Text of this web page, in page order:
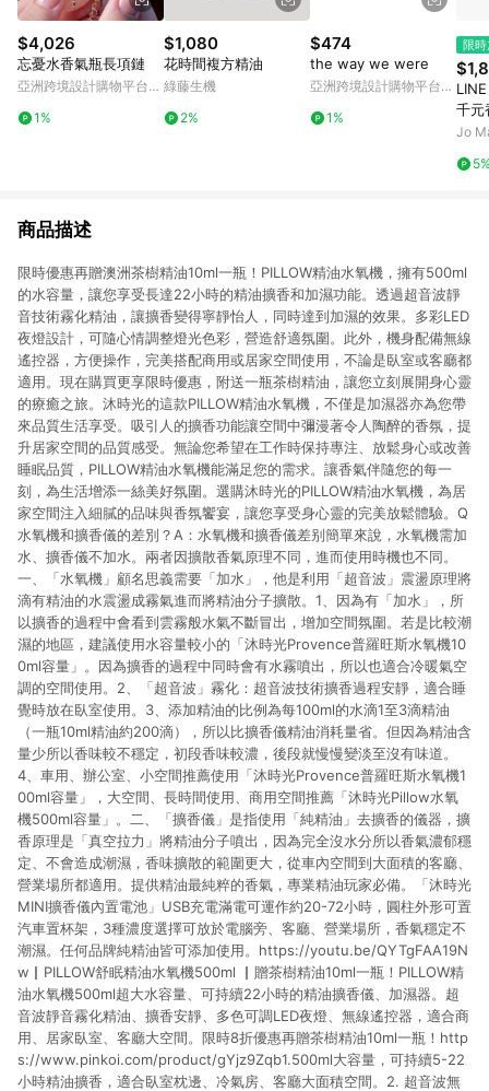
上，首次下載 Pinkoi APP 後，需透過 LINE 購物前往 Pinkoi 頁
面，方享導購資格。
$4,026
忘憂水香氣瓶長項鏈
亞洲跨境設計購物平台
1%
$1,080
花時間複方精油
綠藤生機
2%
$474
the way we were
亞洲跨境設計購物平台
1%
限
千元
Jo
商品描述
限時優惠再贈澳洲茶樹精油10ml一瓶！PILLOW精油水氧機，擁有500ml
的水容量，讓您享受長達22小時的精油擴香和加濕功能。透過超音波靜
音技術霧化精油，讓擴香變得寧靜怡人，同時達到加濕的效果。多彩LED
夜燈設計，可隨心情調整燈光色彩，營造舒適氛圍。此外，機身配備無線
遙控器，方便操作，完美搭配商用或居家空間使用，不論是臥室或客廳都
適用。現在購買更享限時優惠，附送一瓶茶樹精油，讓您立刻展開身心靈
的療癒之旅。沐時光的這款PILLOW精油水氧機，不僅是加濕器亦為您帶
來品質生活享受。吸引人的擴香功能讓空間中彌漫著令人陶醉的香氛，提
升居家空間的品質感受。無論您希望在工作時保持專注、放鬆身心或改善
睡眠品質，PILLOW精油水氧機能滿足您的需求。讓香氣伴隨您的每一
刻，為生活增添一絲美好氛圍。選購沐時光的PILLOW精油水氧機，為居
家空間注入細膩的品味與香氛饗宴，讓您享受身心靈的完美放鬆體驗。Q
水氧機和擴香儀的差別？A：水氧機和擴香儀差别簡單來說，水氧機需加
水、擴香儀不加水。兩者因擴散香氣原理不同，進而使用時機也不同。
一、「水氧機」顧名思義需要「加水」，他是利用「超音波」震盪原理將
滴有精油的水震盪成霧氣進而將精油分子擴散。1、因為有「加水」，所
以擴香的過程中會看到雲霧般水氣不斷冒出，增加空間氛圍。若是比較潮
濕的地區，建議使用水容量較小的「沐時光Provence普羅旺斯水氧機10
0ml容量」。因為擴香的過程中同時會有水霧噴出，所以也適合冷暖氣空
調的空間使用。2、「超音波」霧化：超音波技術擴香過程安靜，適合睡
覺時放在臥室使用。3、添加精油的比例為每100ml的水滴1至3滴精油
（一瓶10ml精油約200滴），所以比擴香儀精油消耗量省。但因為精油含
量少所以香味較不穩定，初段香味較濃，後段就慢慢變淡至沒有味道。
4、車用、辦公室、小空間推薦使用「沐時光Provence普羅旺斯水氧機1
00ml容量」，大空間、長時間使用、商用空間推薦「沐時光Pillow水氧
機500ml容量」。二、「擴香儀」是指使用「純精油」去擴香的儀器，擴
香原理是「真空拉力」將精油分子噴出，因為完全沒水分所以香氣濃郁穩
定、不會造成潮濕，香味擴散的範圍更大，從車內空間到大面積的客廳、
營業場所都適用。提供精油最純粹的香氣，專業精油玩家必備。「沐時光
MINI擴香儀內置電池」USB充電滿電可運作約20-72小時，圓柱外形可置
汽車置杯架，3種濃度選擇可放於電腦旁、客廳、營業場所，香氣穩定不
潮濕。任何品牌純精油皆可添加使用。https://youtu.be/QYTgFAA19N
w▏PILLOW舒眠精油水氧機500ml ▏贈茶樹精油10ml一瓶！PILLOW精
油水氧機500ml超大水容量、可持續22小時的精油擴香儀、加濕器。超
音波靜音霧化精油、擴香安靜、多色可調LED夜燈、無線遙控器，適合商
用、居家臥室、客廳大空間。限時8折優惠再贈茶樹精油10ml一瓶！http
s://www.pinkoi.com/product/gYjz9Zqb1.500ml大容量，可持續5-22
小時精油擴香，適合臥室枕邊、冷氣房、客廳大面積空間。2. 超音波無